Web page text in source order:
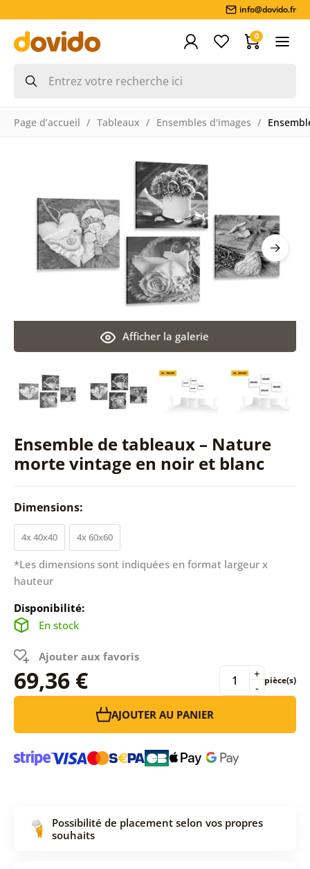
info@dovido.fr
0
Page d’accueil Tableaux Ensembles d'images
Ensemble de tableaux – Nature
morte vintage en noir et blanc
Afficher la galerie
Dimensions:
4x 40x40 4x 60x60
*Les dimensions sont indiquées en format largeur x
hauteur
Disponibilité:
En stock
Ajouter aux favoris
69,36 € -
+ pièce(s)
AJOUTER AU PANIER
Possibilité de placement selon vos propres
souhaits